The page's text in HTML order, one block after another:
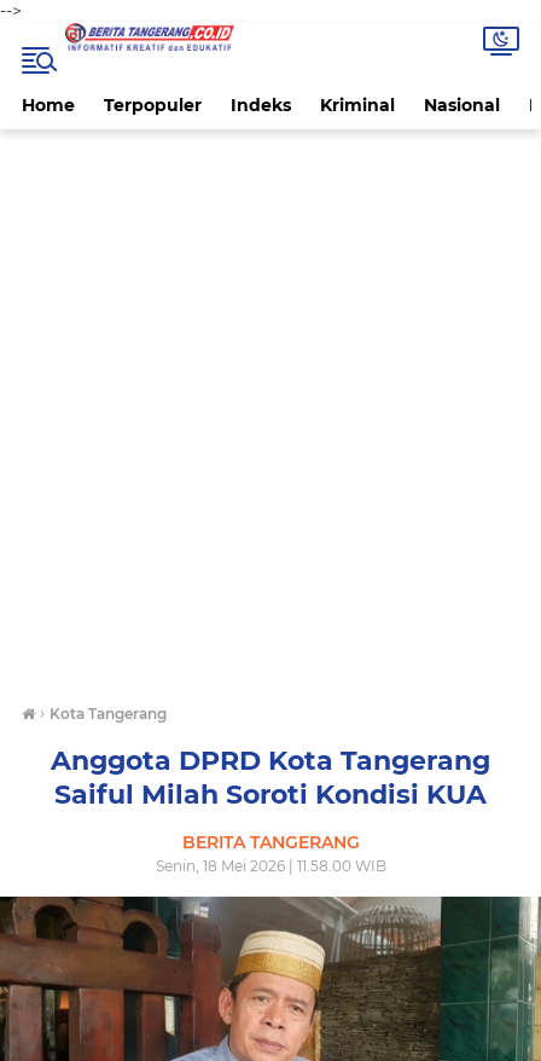
-->
Home Terpopuler Indeks Kriminal Nasional
› Kota Tangerang
Anggota DPRD Kota Tangerang
Saiful Milah Soroti Kondisi KUA
BERITA TANGERANG
Senin, 18 Mei 2026 | 11.58.00 WIB